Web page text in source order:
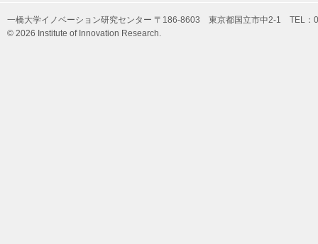
一橋大学イノベーション研究センター 〒186-8603 東京都国立市中2-1 TEL：
© 2026 Institute of Innovation Research.